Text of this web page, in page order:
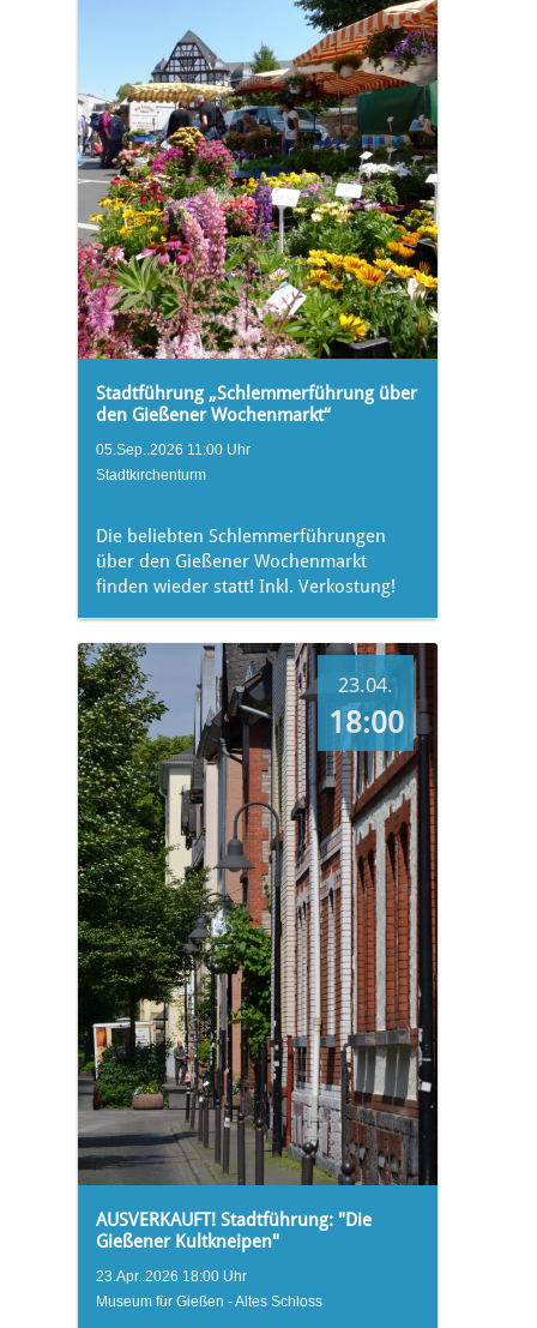
Stadtführung „Schlemmerführung über
den Gießener Wochenmarkt“
05.Sep..2026 11:00 Uhr
Stadtkirchenturm
Die beliebten Schlemmerführungen
über den Gießener Wochenmarkt
finden wieder statt! Inkl. Verkostung!
23.04.
18:00
AUSVERKAUFT! Stadtführung: "Die
Gießener Kultkneipen"
23.Apr..2026 18:00 Uhr
Museum für Gießen - Altes Schloss